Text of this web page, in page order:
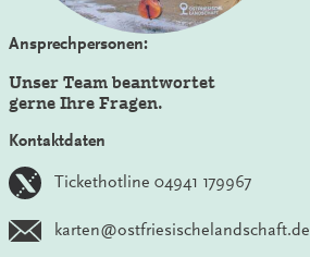
Ansprechpersonen:
Unser Team beantwortet
gerne Ihre Fragen.
Kontaktdaten
Tickethotline 04941 179967
karten@ostfriesischelandschaft.de